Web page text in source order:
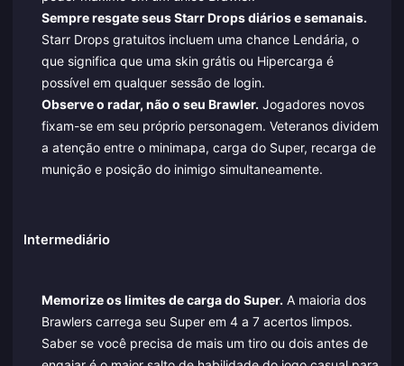
Sempre resgate seus Starr Drops diários e semanais.
Starr Drops gratuitos incluem uma chance Lendária, o
que significa que uma skin grátis ou Hipercarga é
possível em qualquer sessão de login.
Observe o radar, não o seu Brawler. Jogadores novos
fixam-se em seu próprio personagem. Veteranos dividem
a atenção entre o minimapa, carga do Super, recarga de
munição e posição do inimigo simultaneamente.
Intermediário
Memorize os limites de carga do Super. A maioria dos
Brawlers carrega seu Super em 4 a 7 acertos limpos.
Saber se você precisa de mais um tiro ou dois antes de